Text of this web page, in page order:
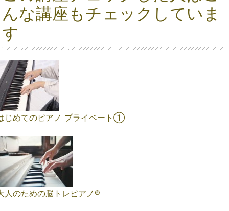
んな講座もチェックしていま
す
じめてのピアノ プライベート①
人のための脳トレピアノ®️